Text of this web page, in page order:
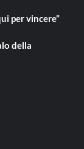
per vincere”
della